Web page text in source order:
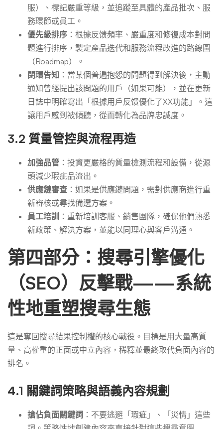
服）、標記嚴重等級，並追蹤至具體的產品批次、服
務環節或員工。
優先級排序 ：根據反馈頻率、嚴重度和修復成本對問
題進行排序，製定產品迭代和服務流程改進的路線圖
（Roadmap）。
閉環告知 ：當某個普遍抱怨的問題得到解決後，主動
通知曾經提出該問題的用戶（如果可能），並在更新
日誌中明確寫出「根據用戶反馈優化了XX功能」。這
讓用戶感到被傾聽，從而轉化為品牌忠誠度。
3.2 質量管控與流程再造
加強品管 ：投資更嚴格的質量檢測流程和設備，從源
頭減少瑕疵品流出。
供應鏈審查 ：如果是供應鏈問題，需對供應商進行重
新審核或尋找備選方案。
員工培訓
：重新培訓客服、銷售團隊，確保他們熟悉
新政策、解決方案，並能以同理心與客戶溝通。
第四部分：搜尋引擎優化
（SEO）反擊戰——系統
性地重塑搜尋生態
這是奪回搜尋結果控制權的核心戰役。目標是用大量高質
量、高權重的正面或中立內容，稀釋並最終取代負面內容的
排名。
4.1 關鍵詞策略與語義內容規劃
搶佔負面關鍵詞 ：不要逃避「瑕疵」、「災情」這些